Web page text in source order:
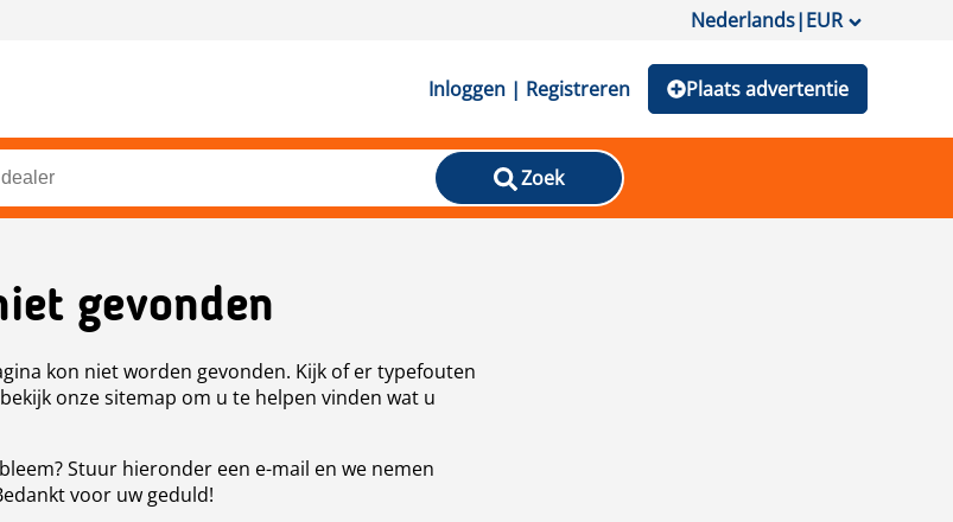
Nederlands|EUR
Inloggen | Registreren Plaats advertentie
Zoek
gevonden
kon niet worden gevonden. Kijk of er typefouten
onze sitemap om u te helpen vinden wat u
Stuur hieronder een e-mail en we nemen
voor uw geduld!